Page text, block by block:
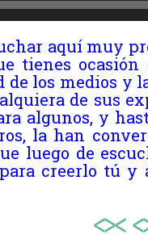
aquí muy
tienes
los medios y
de sus
algunos, y
la han
luego de
creerlo tú y